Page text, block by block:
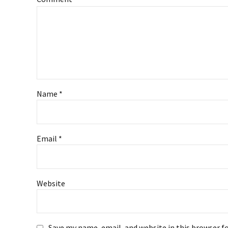
Name *
Email *
Website